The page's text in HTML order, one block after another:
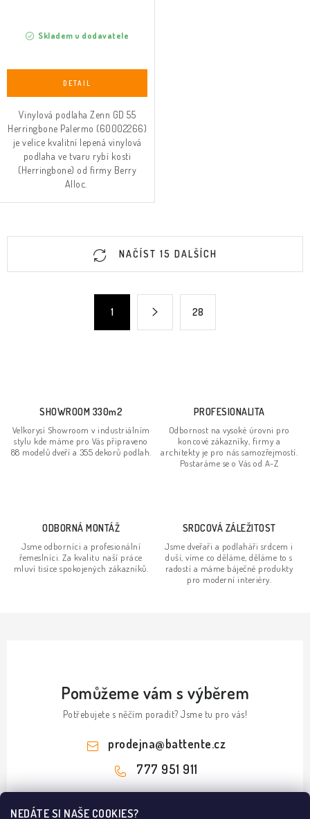
NEDÁTE SI NAŠE COOKIES?
Skladem u dodavatele
Vinylová podlaha Zenn GD 55
Herringbone Palermo (60002266)
je velice kvalitní lepená vinylová
podlaha ve tvaru rybí kosti
(Herringbone) od firmy Berry
Alloc.
v
y
NAČÍST 15 DALŠÍCH
á
n
1 28
SHOWROOM 330m2
Velkorysí Showroom v industriálním
stylu kde máme pro Vás připraveno
88 modelů dveří a 355 dekorů podlah.
PROFESIONALITA
Odbornost na vysoké úrovni pro
koncové zákazníky, firmy a
architekty je pro nás samozřejmostí.
Postaráme se o Vás od A-Z
ODBORNÁ MONTÁŽ
Jsme odborníci a profesionální
řemeslníci. Za kvalitu naší práce
mluví tisíce spokojených zákazníků.
SRDCOVÁ ZÁLEŽITOST
Jsme dveřaři a podlaháři srdcem i
duší, víme co děláme, děláme to s
radostí a máme báječné produkty
pro moderní interiéry.
Pomůžeme vám s výběrem
Potřebujete s něčím poradit? Jsme tu pro vás!
prodejna@battente.cz
777 951 911
Z